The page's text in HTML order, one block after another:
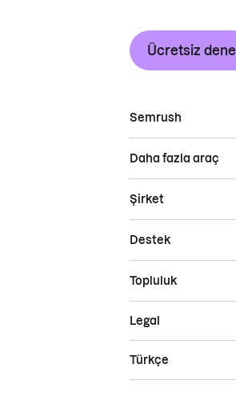
Ücretsiz dene
Semrush
Daha fazla araç
Şirket
Destek
Topluluk
Legal
Türkçe